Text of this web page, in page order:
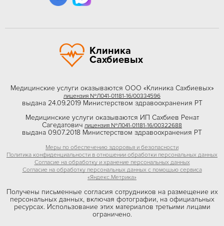
Клиника
Сахбиевых
Медицинские услуги оказываются ООО «Клиника Сахбиевых»
лицензия №Л041-01181-16/00334596
выдана 24.09.2019 Министерством здравоохранения РТ
Медицинские услуги оказываются ИП Сахбиев Ренат
Сагедатович лицензия №Л041-01181-16/00322688
выдана 09.07.2018 Министерством здравоохранения РТ
Меры по обеспечению здоровья и безопасности
Политика конфиденциальности в отношении обработки персональных данных
Согласие на обработку и хранение персональных данных
Согласие на обработку персональных данных с помощью сервиса
«Яндекс.Метрика»
Получены письменные согласия сотрудников на размещение их
персональных данных, включая фотографии, на официальных
ресурсах. Использование этих материалов третьими лицами
ограничено.